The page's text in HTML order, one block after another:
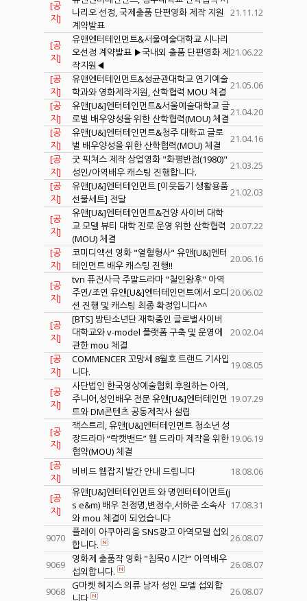
[공
지]
나리오 선정, 국제출품 단편영화 제작 지원
계약발표
21.11.12
[공
지]
유앤엔터테인먼트&서울예술대학교 시나리
오선정 계약발표 ▶국내외 출품 단편영화 제
작지원◀
21.06.22
[공
지]
유앤엔터테인먼트&성균관대학교 연기예술
학과와 영화제작지원, 산학협력 MOU 체결
21.05.06
[공
지]
유앤[U&]엔터테인먼트&서울예술대학교 글
로벌 배우양성을 위한 산학협력(MOU) 체결
21.04.20
[공
지]
유앤[U&]엔터테인먼트&청주 대학교 글로
벌 배우양성을 위한 산학협력(MOU) 체결
21.04.16
[공
지]
굿 픽쳐스 제작 상업영화 "화평반점(1980)"
성인/아역배우 캐스팅 진행합니다.
21.03.25
[공
지]
유앤[U&]엔터테인먼트 [이웃돕기 생활용품
선물세트] 전달
21.02.03
[공
지]
유앤[U&]엔터테인먼트&건양 사이버 대학
교 모델 뷰티 대학 진로 운영 위한 산학협력
(MOU) 체결
20.07.22
[공
지]
코미디액션 영화 "열혈형사" 유앤[U&]엔터
테인먼트 배우 캐스팅 진행!!
20.06.16
[공
지]
tvn 퓨전사극 주말드라마 "철인왕후" 아역
주연/조연 유앤[U&]엔터테인먼트에서 오디
션 진행 및 캐스팅 최종 확정입니다^^
20.06.02
[공
지]
[BTS] 방탄소년단 재학중인 글로벌사이버
대학교와 v-model 플랫폼 구축 및 운영에
관한 mou 체결
20.02.04
[공
지]
COMMENCER 꼬망세 8월호 트랜드 기사입
니다.
19.08.05
[공
지]
사단법인 한국영상예술협회 후원하는 아역,
주니어,성인배우 전문 유앤[U&]엔터테인먼
트와 DM콘텐츠 공동제작사 설립
19.07.29
[공
지]
잭스트리, 유앤[U&]엔터테인먼트 청소년 성
장드라마 “락캣밴드” 웹 드라마 제작을 위한
협약(MOU) 체결
19.06.19
[공
지]
비비드 웹잡지 발간 안내 드립니다 18.08.06
[공
지]
유앤[U&]엔터테인먼트 와 명엔터테이먼트(j
s e&m) 배우 천정명,변정수,서하준 소속사
와 mou 체결이 되었습니다
17.08.31
9070 플레이 아쿠아리움 SNS광고 아역모델 섭외
합니다.
26.08.07
9069
영화제 출품작 영화 "침묵0 시간" 아역배우
섭외합니다.
26.08.07
9068 G마켓 헤지스 의류 남자 성인 모델 섭외합
니다
26.08.07